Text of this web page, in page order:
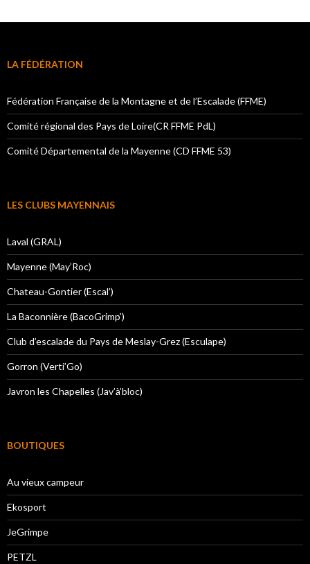
LA FÉDÉRATION
Fédération Française de la Montagne et de l’Escalade (FFME)
Comité régional des Pays de Loire(CR FFME PdL)
Comité Départemental de la Mayenne (CD FFME 53)
LES CLUBS MAYENNAIS
Laval (GRAL)
Mayenne (May’Roc)
Chateau-Gontier (Escal’)
La Baconnière (BacoGrimp’)
Club d’escalade du Pays de Meslay-Grez (Esculape)
Gorron (Verti’Go)
Javron les Chapelles (Jav’à’bloc)
BOUTIQUES
Au vieux campeur
Ekosport
JeGrimpe
PETZL